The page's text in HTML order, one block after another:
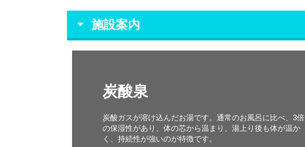
施設案内
炭酸泉
炭酸ガスが溶け込んだお湯です。通常のお風呂に比べ、3倍
の保湿性があり、体の芯から温まり、湯上り後も体が温か
く、持続性が強いのが特徴です。